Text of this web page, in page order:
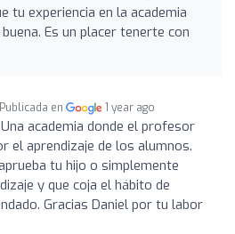
tu experiencia en la academia
Es un placer tenerte con
Publicada en 1 year ago
Una academia donde el profesor
el aprendizaje de los alumnos.
tu hijo o simplemente
y que coja el hábito de
Gracias Daniel por tu labor